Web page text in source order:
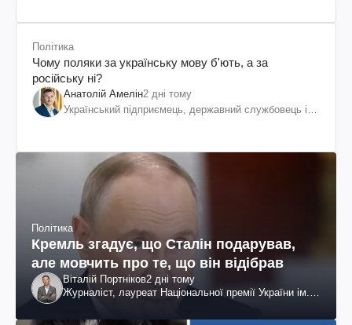
Політика
Чому поляки за українську мову б'ють, а за
російську ні?
Анатолій Амелін2 дні тому
Український підприємець, державний службовець і
Політика
Кремль згадує, що Сталін подарував,
але мовчить про те, що він відібрав
Віталій Портніков2 дні тому
Журналіст, лауреат Національної премії України ім.